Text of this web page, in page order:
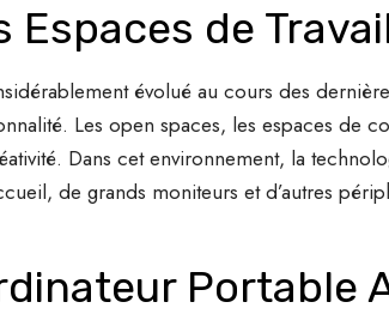
Espaces de
évolué au cours des
Les open spaces, les espaces de
Dans cet environnement, la
de grands moniteurs et d’autres
Portable